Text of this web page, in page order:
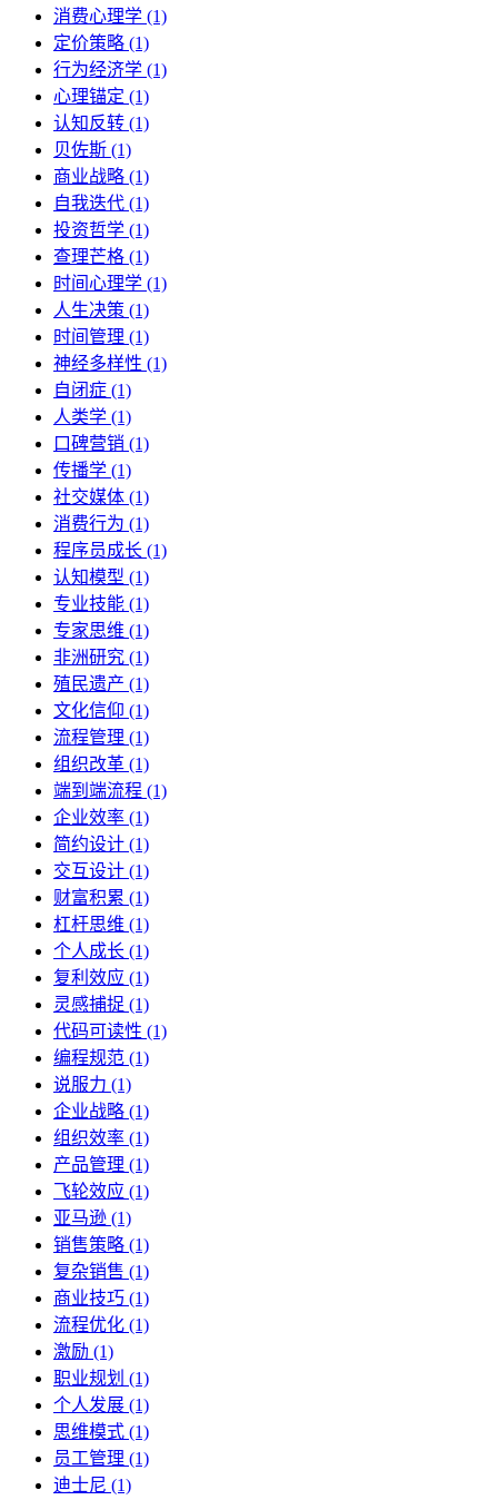
消费心理学 (1)
定价策略 (1)
行为经济学 (1)
心理锚定 (1)
认知反转 (1)
贝佐斯 (1)
商业战略 (1)
自我迭代 (1)
投资哲学 (1)
查理芒格 (1)
时间心理学 (1)
人生决策 (1)
时间管理 (1)
神经多样性 (1)
自闭症 (1)
人类学 (1)
口碑营销 (1)
传播学 (1)
社交媒体 (1)
消费行为 (1)
程序员成长 (1)
认知模型 (1)
专业技能 (1)
专家思维 (1)
非洲研究 (1)
殖民遗产 (1)
文化信仰 (1)
流程管理 (1)
组织改革 (1)
端到端流程 (1)
企业效率 (1)
简约设计 (1)
交互设计 (1)
财富积累 (1)
杠杆思维 (1)
个人成长 (1)
复利效应 (1)
灵感捕捉 (1)
代码可读性 (1)
编程规范 (1)
说服力 (1)
企业战略 (1)
组织效率 (1)
产品管理 (1)
飞轮效应 (1)
亚马逊 (1)
销售策略 (1)
复杂销售 (1)
商业技巧 (1)
流程优化 (1)
激励 (1)
职业规划 (1)
个人发展 (1)
思维模式 (1)
员工管理 (1)
迪士尼 (1)